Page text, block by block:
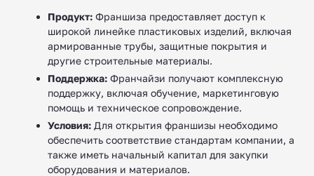
Продукт: Франшиза предоставляет доступ к
широкой линейке пластиковых изделий, включая
армированные трубы, защитные покрытия и
другие строительные материалы.
Поддержка: Франчайзи получают комплексную
поддержку, включая обучение, маркетинговую
помощь и техническое сопровождение.
Условия: Для открытия франшизы необходимо
обеспечить соответствие стандартам компании, а
также иметь начальный капитал для закупки
оборудования и материалов.